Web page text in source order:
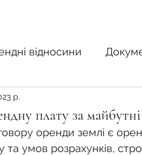
відносини
земельної сфери
земельної
плату за майбутні
р.
оренди землі є
та умов розрахунків,